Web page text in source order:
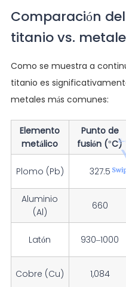
Comparación
titanio vs.
Como se muestra a
titanio es
metales más comunes:
Elemento
metálico
Punto de
fusión (°C)
Plomo (Pb) 327.5
Aluminio
(Al)
660
Latón 930–1000
Cobre (Cu) 1,084